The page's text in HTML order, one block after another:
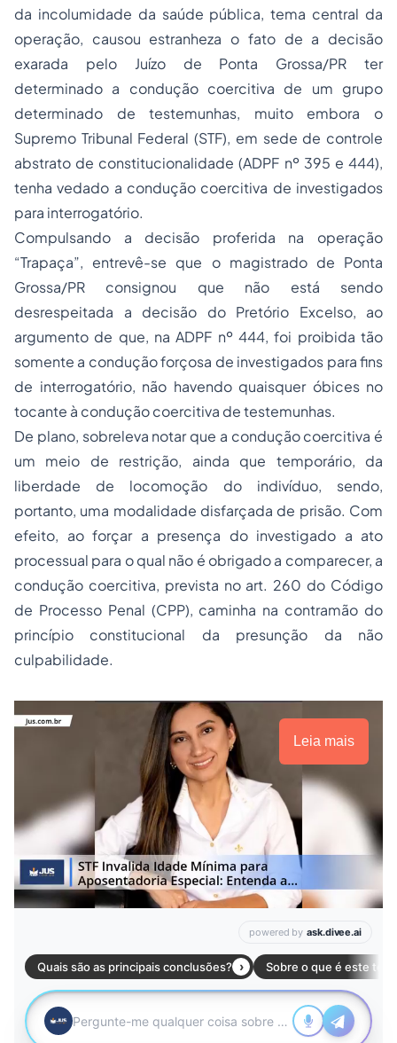
da incolumidade da saúde pública, tema central da
operação, causou estranheza o fato de a decisão
exarada pelo Juízo de Ponta Grossa/PR ter
determinado a condução coercitiva de um grupo
determinado de testemunhas, muito embora o
Supremo Tribunal Federal (STF), em sede de controle
abstrato de constitucionalidade (ADPF nº 395 e 444),
tenha vedado a condução coercitiva de investigados
para interrogatório.
Compulsando a decisão proferida na operação
“Trapaça”, entrevê-se que o magistrado de Ponta
Grossa/PR consignou que não está sendo
desrespeitada a decisão do Pretório Excelso, ao
argumento de que, na ADPF nº 444, foi proibida tão
somente a condução forçosa de investigados para fins
de interrogatório, não havendo quaisquer óbices no
tocante à condução coercitiva de testemunhas.
De plano, sobreleva notar que a condução coercitiva é
um meio de restrição, ainda que temporário, da
liberdade de locomoção do indivíduo, sendo,
portanto, uma modalidade disfarçada de prisão. Com
efeito, ao forçar a presença do investigado a ato
processual para o qual não é obrigado a comparecer, a
condução coercitiva, prevista no art. 260 do Código
de Processo Penal (CPP), caminha na contramão do
princípio constitucional da presunção da não
culpabilidade.
Leia mais